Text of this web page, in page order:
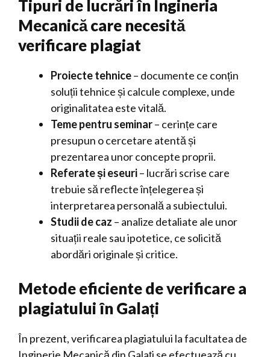
Tipuri de lucrări în Ingineria
Mecanică care necesită
verificare plagiat
Proiecte tehnice– documente ce conțin
soluții tehnice și calcule complexe, unde
originalitatea este vitală.
Teme pentru seminar– cerințe care
presupun o cercetare atentă și
prezentarea unor concepte proprii.
Referate și eseuri– lucrări scrise care
trebuie să reflecte înțelegerea și
interpretarea personală a subiectului.
Studii de caz – analize detaliate ale unor
situații reale sau ipotetice, ce solicită
abordări originale și critice.
Metode eficiente de verificare a
plagiatului în Galați
În prezent, verificarea plagiatului la facultatea de